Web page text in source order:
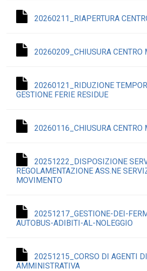
20260211_RIAPERTURA
20260209_CHIUSURA CENTRO
20260121_RIDUZIONE
GESTIONE FERIE RESIDUE
20260116_CHIUSURA CENTRO
20251222_DISPOSIZIONE
REGOLAMENTAZIONE ASS.NE
MOVIMENTO
20251217_GESTIONE-DEI-
AUTOBUS-ADIBITI-AL-NOLEGGIO
20251215_CORSO DI AGENTI
AMMINISTRATIVA